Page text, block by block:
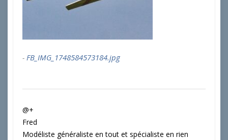
FB_IMG_1748584573184.jpg
@+
Fred
Modéliste généraliste en tout et spécialiste en rien